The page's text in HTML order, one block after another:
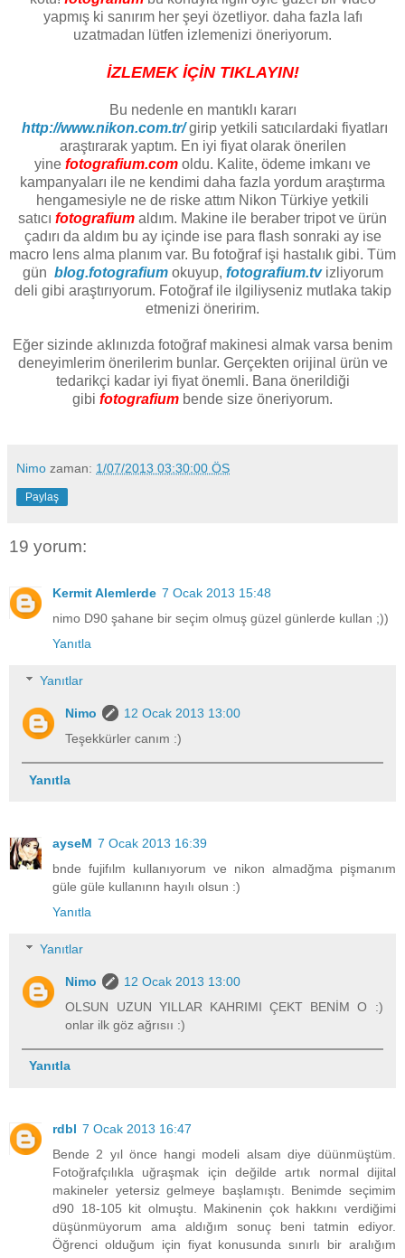
yapmış ki sanırım her şeyi özetliyor. daha fazla lafı
uzatmadan lütfen izlemenizi öneriyorum.
İZLEMEK İÇİN TIKLAYIN!
Bu nedenle en mantıklı kararı
http://www.nikon.com.tr/ girip yetkili satıcılardaki fiyatları
araştırarak yaptım. En iyi fiyat olarak önerilen
yine fotografium.com oldu. Kalite, ödeme imkanı ve
kampanyaları ile ne kendimi daha fazla yordum araştırma
hengamesiyle ne de riske attım Nikon Türkiye yetkili
satıcı fotografium aldım. Makine ile beraber tripot ve ürün
çadırı da aldım bu ay içinde ise para flash sonraki ay ise
macro lens alma planım var. Bu fotoğraf işi hastalık gibi. Tüm
gün blog.fotografium okuyup, fotografium.tvizliyorum
deli gibi araştırıyorum. Fotoğraf ile ilgiliyseniz mutlaka takip
etmenizi öneririm.
Eğer sizinde aklınızda fotoğraf makinesi almak varsa benim
deneyimlerim önerilerim bunlar. Gerçekten orijinal ürün ve
tedarikçi kadar iyi fiyat önemli. Bana önerildiği
gibi fotografium bende size öneriyorum.
Nimo zaman: 1/07/2013 03:30:00 ÖS
Paylaş
19 yorum:
Kermit Alemlerde 7 Ocak 2013 15:48
nimo D90 şahane bir seçim olmuş güzel günlerde kullan ;))
Yanıtla
Yanıtlar
Nimo
12 Ocak 2013 13:00
Teşekkürler canım :)
Yanıtla
ayseM 7 Ocak 2013 16:39
bnde fujifılm kullanıyorum ve nikon almadğma pişmanım
güle güle kullanınn hayılı olsun :)
Yanıtla
Yanıtlar
Nimo
12 Ocak 2013 13:00
OLSUN UZUN YILLAR KAHRIMI ÇEKT BENİM O :)
onlar ilk göz ağrısıı :)
Yanıtla
rdbl 7 Ocak 2013 16:47
Bende 2 yıl önce hangi modeli alsam diye düünmüştüm.
Fotoğrafçılıkla uğraşmak için değilde artık normal dijital
makineler yetersiz gelmeye başlamıştı. Benimde seçimim
d90 18-105 kit olmuştu. Makinenin çok hakkını verdiğimi
düşünmüyorum ama aldığım sonuç beni tatmin ediyor.
Öğrenci olduğum için fiyat konusunda sınırlı bir aralığım